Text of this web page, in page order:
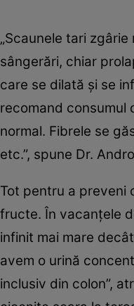
„Scaunele tari
sângerări, chiar
care se dilată şi se
recomand consumul
normal. Fibrele se
etc.”, spune Dr.
Tot pentru a preveni
fructe. În vacanţele
infinit mai mare
avem o urină
inclusiv din colon”,